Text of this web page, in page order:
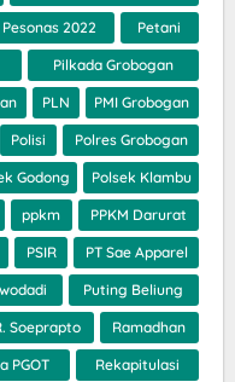
Pesonas 2022 Petani
Pilkada Grobogan
PLN PMI Grobogan
Polisi Polres Grobogan
Godong Polsek Klambu
ppkm PPKM Darurat
PSIR PT Sae Apparel
Puting Beliung
Soeprapto Ramadhan
PGOT Rekapitulasi